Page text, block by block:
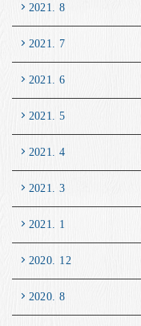
2021. 8
2021. 7
2021. 6
2021. 5
2021. 4
2021. 3
2021. 1
2020. 12
2020. 8